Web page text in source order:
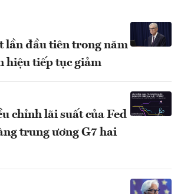
lần đầu tiên trong năm
hiệu tiếp tục giảm
chỉnh lãi suất của Fed
trung ương G7 hai